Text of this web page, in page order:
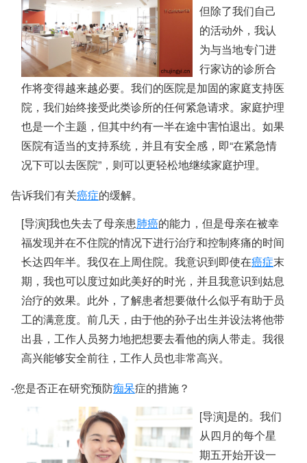
但除了我们自己
的活动外，我认
为与当地专门进
行家访的诊所合
作将变得越来越必要。我们的医院是加固的家庭支持医
院，我们始终接受此类诊所的任何紧急请求。家庭护理
也是一个主题，但其中约有一半在途中害怕退出。如果
医院有适当的支持系统，并且有安全感，即“在紧急情
况下可以去医院”，则可以更轻松地继续家庭护理。
告诉我们有关癌症的缓解。
[导演]我也失去了母亲患肺癌的能力，但是母亲在被幸
福发现并在不住院的情况下进行治疗和控制疼痛的时间
长达四年半。我仅在上周住院。我意识到即使在癌症末
期，我也可以度过如此美好的时光，并且我意识到姑息
治疗的效果。此外，了解患者想要做什么似乎有助于员
工的满意度。前几天，由于他的孙子出生并设法将他带
出县，工作人员努力地把想要去看他的病人带走。我很
高兴能够安全前往，工作人员也非常高兴。
-您是否正在研究预防痴呆症的措施？
[导演]是的。我们
从四月的每个星
期五开始开设一